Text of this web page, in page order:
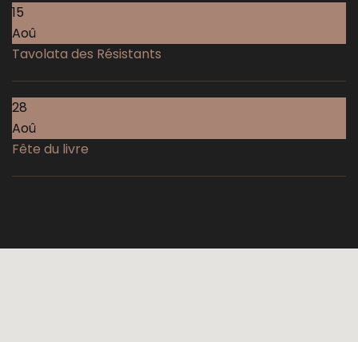
15
Aoû
Tavolata des Résistants
28
Aoû
Fête du livre